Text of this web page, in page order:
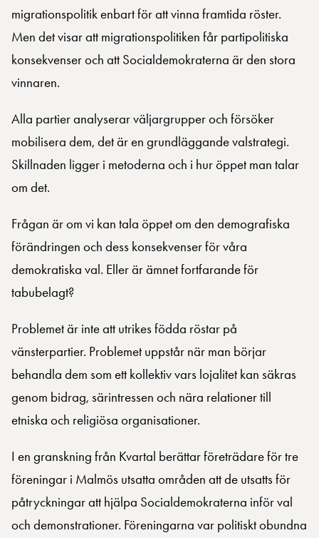
migrationspolitik enbart för att vinna framtida röster.
Men det visar att migrationspolitiken får partipolitiska
konsekvenser och att Socialdemokraterna är den stora
vinnaren.
Alla partier analyserar väljargrupper och försöker
mobilisera dem, det är en grundläggande valstrategi.
Skillnaden ligger i metoderna och i hur öppet man talar
om det.
Frågan är om vi kan tala öppet om den demografiska
förändringen och dess konsekvenser för våra
demokratiska val. Eller är ämnet fortfarande för
tabubelagt?
Problemet är inte att utrikes födda röstar på
vänsterpartier. Problemet uppstår när man börjar
behandla dem som ett kollektiv vars lojalitet kan säkras
genom bidrag, särintressen och nära relationer till
etniska och religiösa organisationer.
I en granskning från Kvartal berättar företrädare för tre
föreningar i Malmös utsatta områden att de utsatts för
påtryckningar att hjälpa Socialdemokraterna inför val
och demonstrationer. Föreningarna var politiskt obundna